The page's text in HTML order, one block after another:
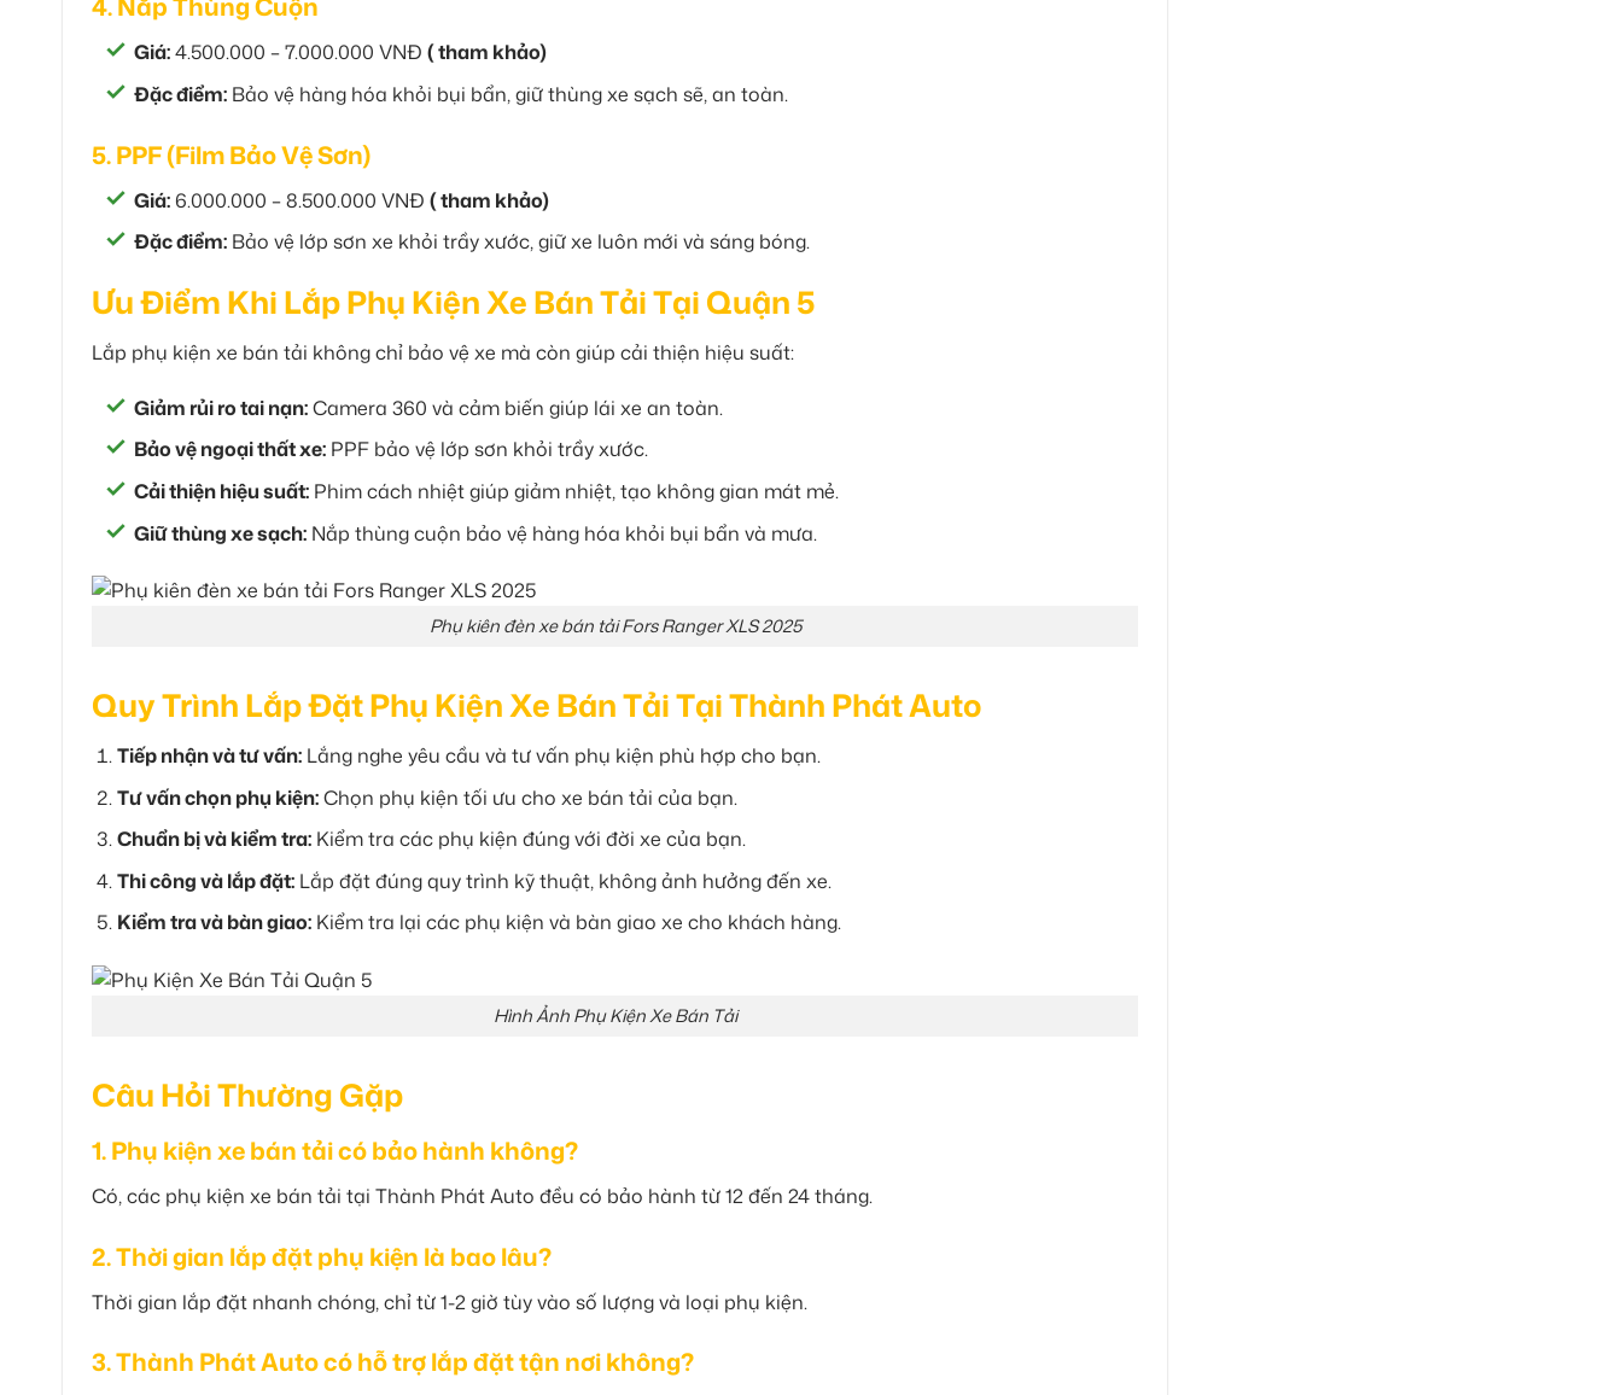
Giá:4.500.000 – 7.000.000 VNĐ ( tham khảo)
Đặc điểm: Bảo vệ hàng hóa khỏi bụi bẩn, giữ thùng xe sạch sẽ, an toàn.
5. PPF (Film Bảo Vệ Sơn)
Giá: 6.000.000 – 8.500.000 VNĐ ( tham khảo)
Đặc điểm: Bảo vệ lớp sơn xe khỏi trầy xước, giữ xe luôn mới và sáng bóng.
Ưu Điểm Khi Lắp Phụ Kiện Xe Bán Tải Tại Quận 5
Lắp phụ kiện xe bán tải không chỉ bảo vệ xe mà còn giúp cải thiện hiệu suất:
Giảm rủi ro tai nạn:Camera 360 và cảm biến giúp lái xe an toàn.
Bảo vệ ngoại thất xe: PPF bảo vệ lớp sơn khỏi trầy xước.
Cải thiện hiệu suất: Phim cách nhiệt giúp giảm nhiệt, tạo không gian mát mẻ.
Giữ thùng xe sạch: Nắp thùng cuộn bảo vệ hàng hóa khỏi bụi bẩn và mưa.
Phụ kiên đèn xe bán tải Fors Ranger XLS 2025
Quy Trình Lắp Đặt Phụ Kiện Xe Bán Tải Tại Thành Phát Auto
Tiếp nhận và tư vấn:Lắng nghe yêu cầu và tư vấn phụ kiện phù hợp cho bạn.
Tư vấn chọn phụ kiện:Chọn phụ kiện tối ưu cho xe bán tải của bạn.
Chuẩn bị và kiểm tra:Kiểm tra các phụ kiện đúng với đời xe của bạn.
Thi công và lắp đặt:Lắp đặt đúng quy trình kỹ thuật, không ảnh hưởng đến xe.
Kiểm tra và bàn giao:Kiểm tra lại các phụ kiện và bàn giao xe cho khách hàng.
Hình Ảnh Phụ Kiện Xe Bán Tải
Câu Hỏi Thường Gặp
1. Phụ kiện xe bán tải có bảo hành không?
Có, các phụ kiện xe bán tải tại Thành Phát Auto đều có bảo hành từ 12 đến 24 tháng.
2. Thời gian lắp đặt phụ kiện là bao lâu?
Thời gian lắp đặt nhanh chóng, chỉ từ 1-2 giờ tùy vào số lượng và loại phụ kiện.
3. Thành Phát Auto có hỗ trợ lắp đặt tận nơi không?